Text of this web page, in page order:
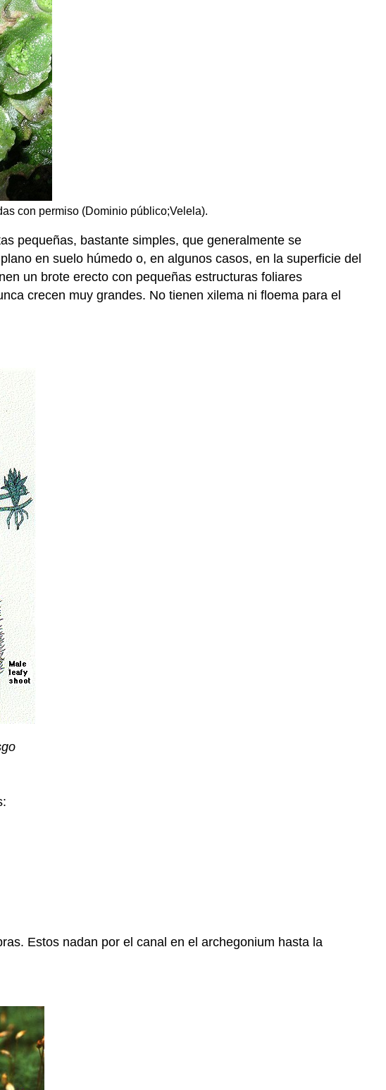
con permiso (Dominio público;Velela).
pequeñas, bastante simples, que generalmente se
en suelo húmedo o, en algunos casos, en la superficie del
un brote erecto con pequeñas estructuras foliares
crecen muy grandes. No tienen xilema ni floema para el
Estos nadan por el canal en el archegonium hasta la